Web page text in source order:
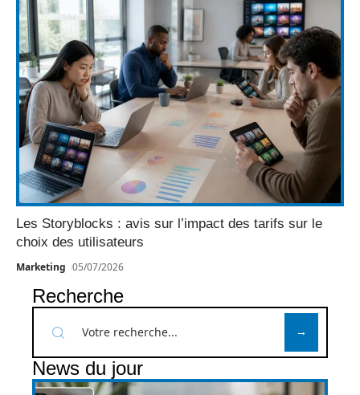
Les Storyblocks : avis sur l’impact des tarifs sur le
choix des utilisateurs
Marketing 05/07/2026
Recherche
News du jour